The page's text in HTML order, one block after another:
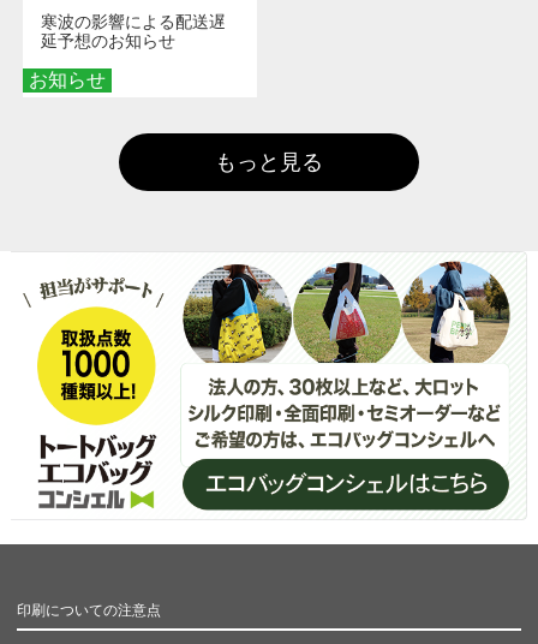
お知らせ
寒波の影響による配送遅
延予想のお知らせ
もっと見る
印刷についての注意点